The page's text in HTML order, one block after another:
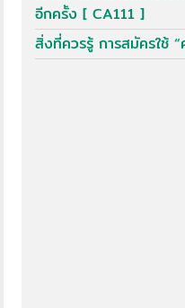
อีกครั้ง [ CA111 ]
สิ่งที่ควรรู้ การสมัครใช้